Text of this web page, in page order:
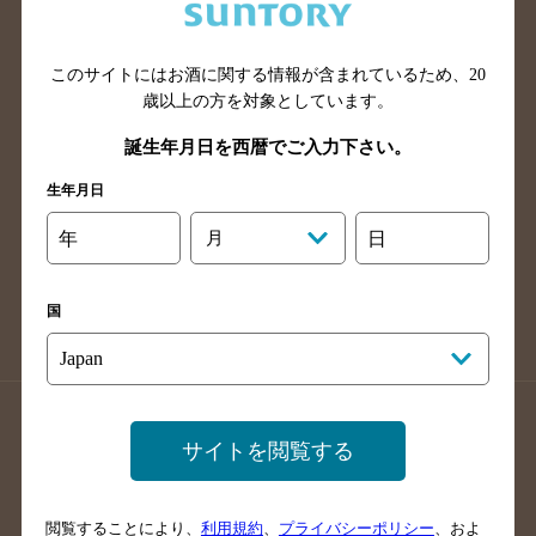
山口県のバー検索
鳥取県のバー検索
島根県のバー検索
徳島県のバー検索
香川県のバー検索
愛媛県のバー検索
高知県のバー検索
長崎県のバー検索
佐賀県のバー検索
大分県のバー検索
熊本県のバー検索
沖縄県のバー検索
店舗登録方法のご案内
店舗情報更新方法のご案内
掲載店舗様ログイン
このサイトにはお酒に関する情報が含まれているため、 20
歳以上の方を対象としています。
誕生年月日を西暦でご入力下さい。
生年月日
年 月 日
国
サイトを閲覧する
閲覧することにより、 利用規約 プライバシーポリシー 、およ